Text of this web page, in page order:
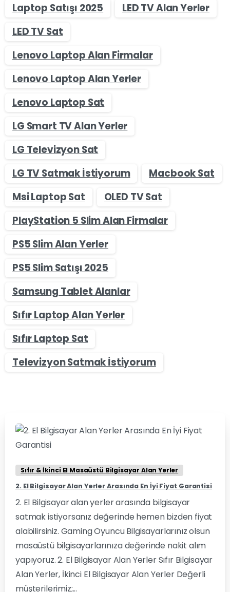
Laptop Satışı 2025
LED TV Alan Yerler
LED TV Sat
Lenovo Laptop Alan Firmalar
Lenovo Laptop Alan Yerler
Lenovo Laptop Sat
LG Smart TV Alan Yerler
LG Televizyon Sat
LG TV Satmak İstiyorum
Macbook Sat
Msi Laptop Sat
OLED TV Sat
PlayStation 5 Slim Alan Firmalar
PS5 Slim Alan Yerler
PS5 Slim Satışı 2025
Samsung Tablet Alanlar
Sıfır Laptop Alan Yerler
Sıfır Laptop Sat
Televizyon Satmak İstiyorum
0 0
Sıfır & İkinci El Masaüstü Bilgisayar Alan Yerler
2. El Bilgisayar Alan Yerler Arasında En İyi Fiyat Garantisi
2. El Bilgisayar alan yerler arasında bilgisayar
satmak istiyorsanız değerinde hemen bizden fiyat
alabilirsiniz. Gaming Oyuncu Bilgisayarlarınız olsun
masaüstü bilgisayarlarınıza değerinde nakit alım
yapıyoruz. 2. El Bilgisayar Alan Yerler Sıfır Bilgisayar
Alan Yerler, İkinci El Bilgisayar Alan Yerler Değerli
müşterilerimiz;...